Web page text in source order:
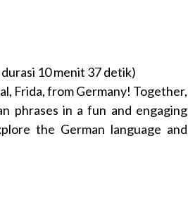
10 menit 37 detik)
Frida, from Germany! Together,
phrases in a fun and engaging
the German language and